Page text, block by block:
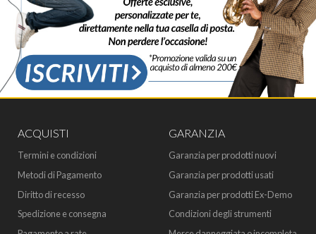
ACQUISTI
Termini e condizioni
Metodi di Pagamento
Diritto di recesso
Spedizione e consegna
GARANZIA
Garanzia per prodotti nuovi
Garanzia per prodotti usati
Garanzia per prodotti Ex-Demo
Condizioni degli strumenti